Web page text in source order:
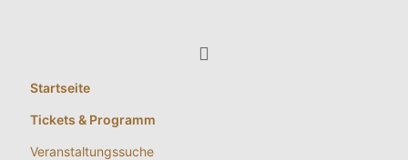
Startseite
Tickets & Programm
Veranstaltungssuche